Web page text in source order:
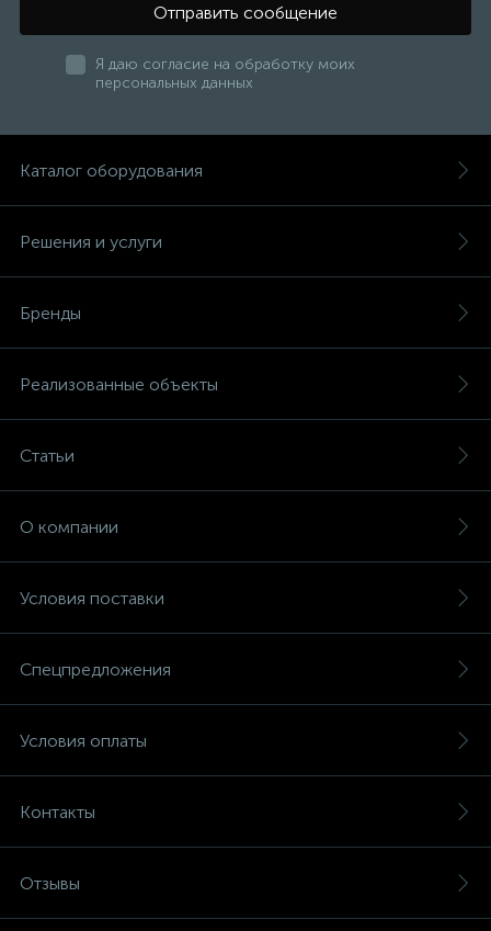
Отправить сообщение
Я даю согласие на обработку моих
персональных данных
Каталог оборудования
Решения и услуги
Бренды
Реализованные объекты
Статьи
О компании
Условия поставки
Спецпредложения
Условия оплаты
Контакты
Отзывы